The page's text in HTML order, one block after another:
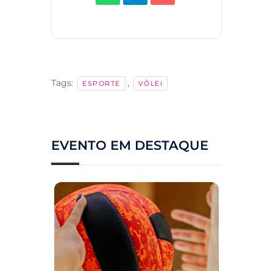
Tags: ESPORTE , VÔLEI
EVENTO EM DESTAQUE